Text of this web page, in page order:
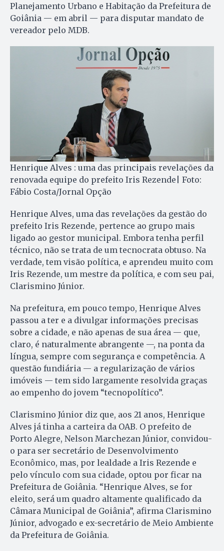
Planejamento Urbano e Habitação da Prefeitura de
Goiânia — em abril — para disputar mandato de
vereador pelo MDB.
Henrique Alves : uma das principais revelações da
renovada equipe do prefeito Iris Rezende| Foto:
Fábio Costa/Jornal Opção
Henrique Alves, uma das revelações da gestão do
prefeito Iris Rezende, pertence ao grupo mais
ligado ao gestor municipal. Embora tenha perfil
técnico, não se trata de um tecnocrata obtuso. Na
verdade, tem visão política, e aprendeu muito com
Iris Rezende, um mestre da política, e com seu pai,
Clarismino Júnior.
Na prefeitura, em pouco tempo, Henrique Alves
passou a ter e a divulgar informações precisas
sobre a cidade, e não apenas de sua área — que,
claro, é naturalmente abrangente —, na ponta da
língua, sempre com segurança e competência. A
questão fundiária — a regularização de vários
imóveis — tem sido largamente resolvida graças
ao empenho do jovem “tecnopolítico”.
Clarismino Júnior diz que, aos 21 anos, Henrique
Alves já tinha a carteira da OAB. O prefeito de
Porto Alegre, Nelson Marchezan Júnior, convidou-
o para ser secretário de Desenvolvimento
Econômico, mas, por lealdade a Iris Rezende e
pelo vínculo com sua cidade, optou por ficar na
Prefeitura de Goiânia. “Henrique Alves, se for
eleito, será um quadro altamente qualificado da
Câmara Municipal de Goiânia”, afirma Clarismino
Júnior, advogado e ex-secretário de Meio Ambiente
da Prefeitura de Goiânia.